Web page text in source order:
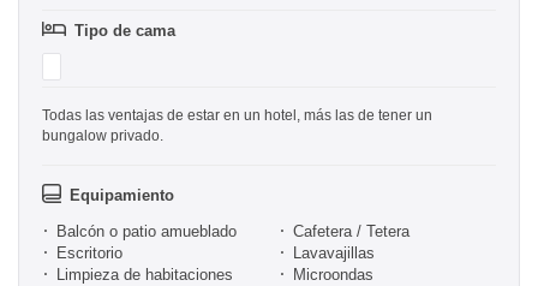
Tipo de cama
Todas las ventajas de estar en un hotel, más las de tener un
bungalow privado.
Equipamiento
Balcón o patio amueblado
Cafetera / Tetera
Escritorio
Lavavajillas
Limpieza de habitaciones
Microondas